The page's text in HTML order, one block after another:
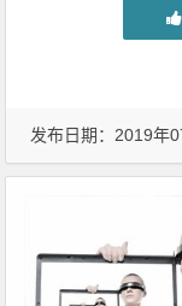
发布日期：2019年